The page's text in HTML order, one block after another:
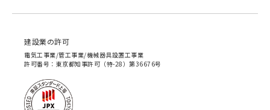
建設業の許可
電気工事業/管工事業/機械器具設置工事業
許可番号：東京都知事許可（特-28）第36676号